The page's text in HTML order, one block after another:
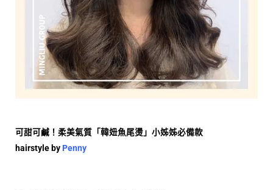
可甜可鹹！ 柔美氣質「韓妞魚尾燙」小姊姊必備款
hairstyle by Penny